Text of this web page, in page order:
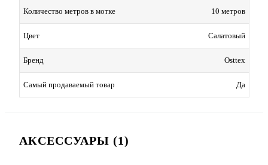
Количество метров в мотке 10 метров
Цвет Салатовый
Бренд Osttex
Самый продаваемый товар Да
АКСЕССУАРЫ (1)